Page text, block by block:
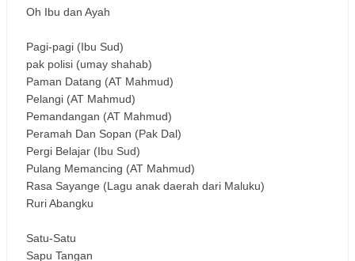
Oh Ibu dan Ayah
Pagi-pagi (Ibu Sud)
pak polisi (umay shahab)
Paman Datang (AT Mahmud)
Pelangi (AT Mahmud)
Pemandangan (AT Mahmud)
Peramah Dan Sopan (Pak Dal)
Pergi Belajar (Ibu Sud)
Pulang Memancing (AT Mahmud)
Rasa Sayange (Lagu anak daerah dari Maluku)
Ruri Abangku
Satu-Satu
Sapu Tangan